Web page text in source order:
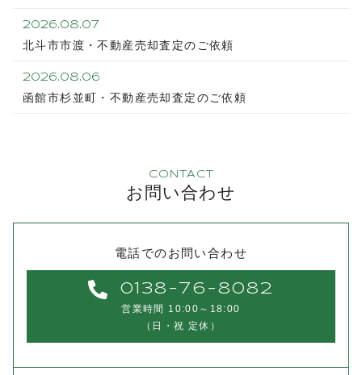
2026.08.07
北斗市市渡・不動産売却査定のご依頼
2026.08.06
函館市杉並町・不動産売却査定のご依頼
CONTACT
お問い合わせ
電話でのお問い合わせ
0138-76-8082
営業時間 10:00～18:00
（日・祝 定休）